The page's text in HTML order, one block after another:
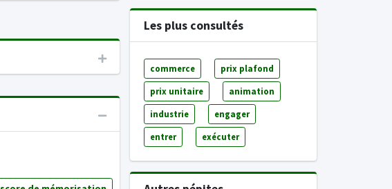
Les plus consultés
commerce prix plafond
prix unitaire animation
industrie engager
entrer exécuter